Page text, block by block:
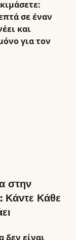
σε έναν
και
για τον
στην
Κάντε Κάθε
δεν είναι